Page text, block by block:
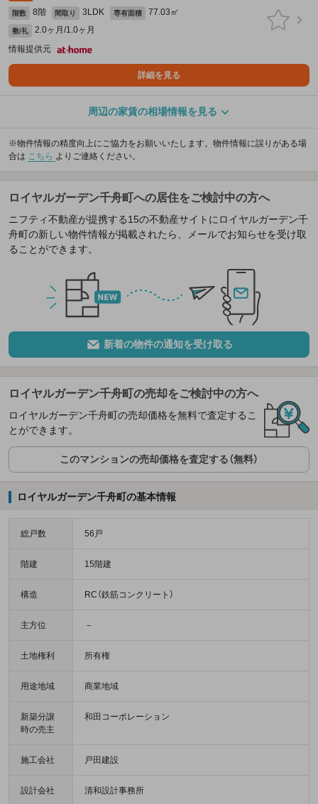
階数 8階 間取り 3LDK 専有面積 77.03㎡
敷/礼
2.0ヶ月/1.0ヶ月
情報提供元
詳細を見る
周辺の家賃の相場情報を見る
※物件情報の精度向上にご協力をお願いいたします。物件情報に誤りがある場
合は こちら よりご連絡ください。
ロイヤルガーデン千舟町への居住をご検討中の方へ
ニフティ不動産が提携する15の不動産サイトにロイヤルガーデン千
舟町の新しい物件情報が掲載されたら、メールでお知らせを受け取
ることができます。
新着の物件の通知を受け取る
ロイヤルガーデン千舟町の売却をご検討中の方へ
ロイヤルガーデン千舟町の売却価格を無料で査定するこ
とができます。
このマンションの売却価格を査定する（無料）
ロイヤルガーデン千舟町の基本情報
総戸数 56戸
階建 15階建
構造 RC（鉄筋コンクリート）
主方位 －
土地権利 所有権
用途地域 商業地域
新築分譲
時の売主
和田コーポレーション
施工会社 戸田建設
設計会社 清和設計事務所